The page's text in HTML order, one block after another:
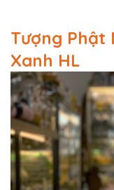
Tượng Phật
Xanh HL